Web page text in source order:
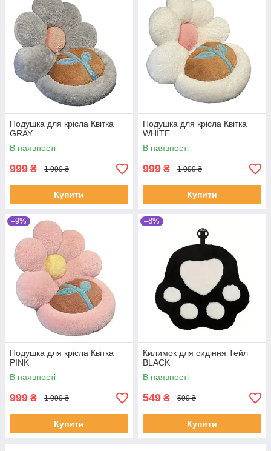
Подушка для крісла Квітка
GRAY
В наявності
999 ₴ 1 099 ₴
Купити
Подушка для крісла Квітка
WHITE
В наявності
999 ₴ 1 099 ₴
Купити
–9%
Подушка для крісла Квітка
PINK
В наявності
999 ₴ 1 099 ₴
Купити
–8%
Килимок для сидіння Тейл
BLACK
В наявності
549 ₴ 599 ₴
Купити